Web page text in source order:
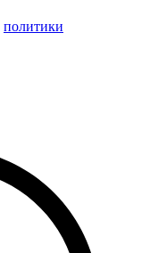
политики